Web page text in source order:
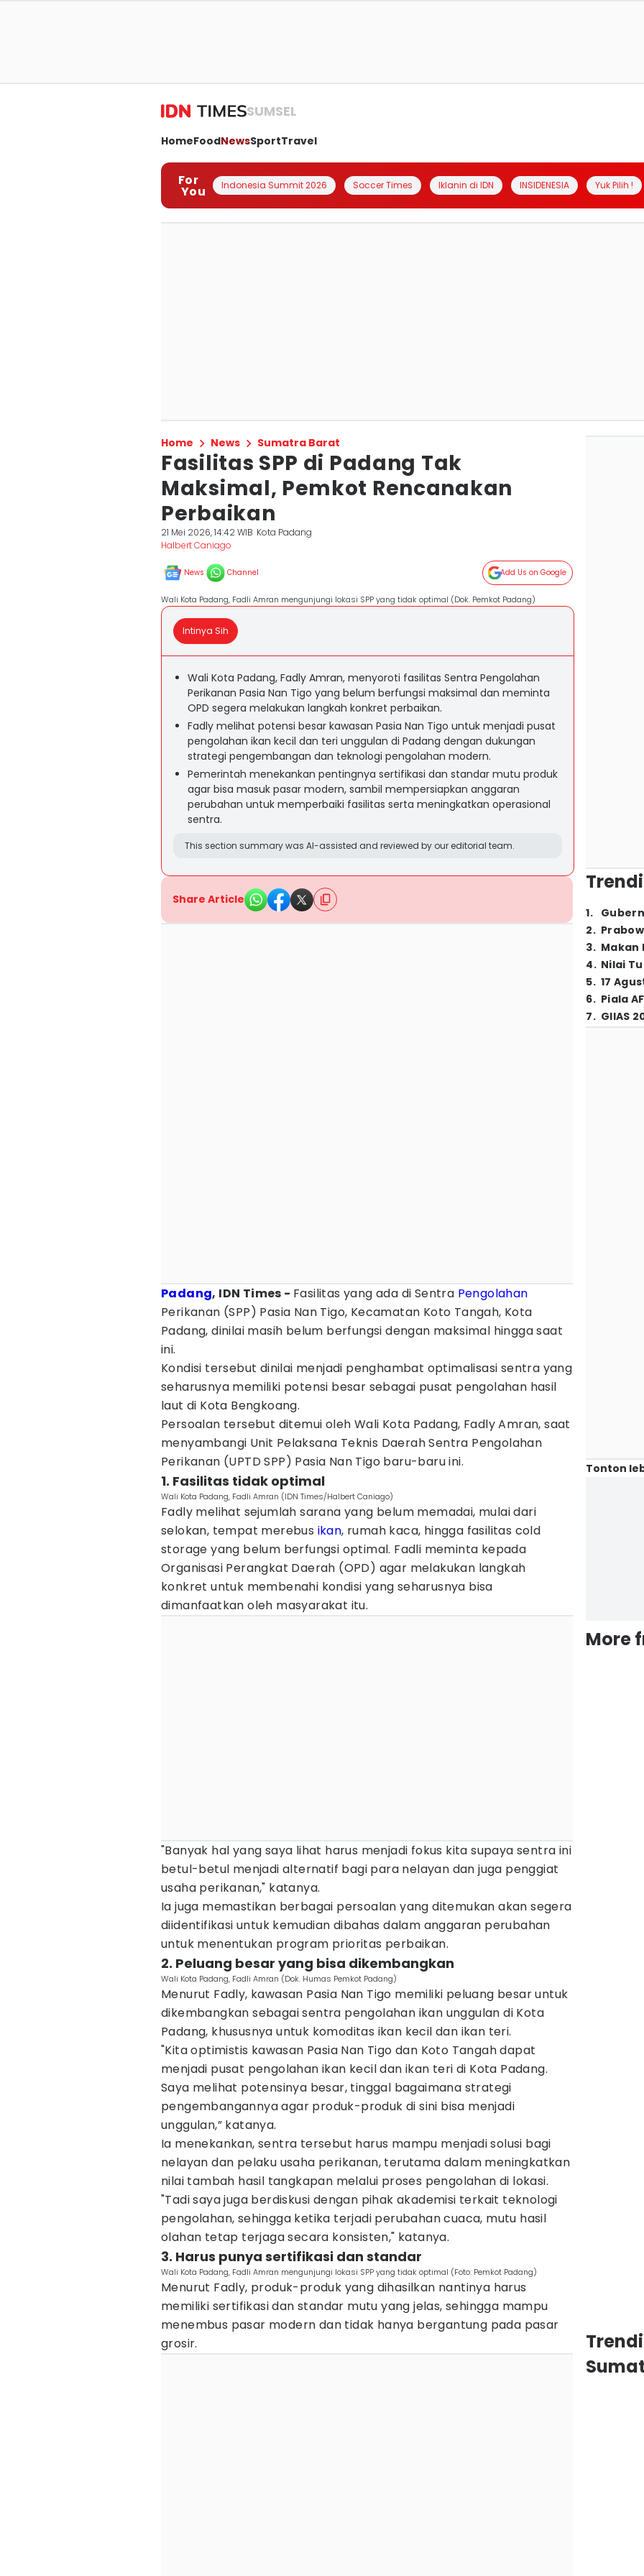
SUMSEL
HomeFoodNewsSportTravel
For
You Indonesia Summit 2026 Soccer Times Iklanin di IDN INSIDENESIA Yuk Pilih !
Home News Sumatra Barat
Fasilitas SPP di Padang Tak
Maksimal, Pemkot Rencanakan
Perbaikan
21 Mei 2026, 14:42 WIB Kota Padang
Halbert Caniago
News Channel Add Us on Google
Wali Kota Padang, Fadli Amran mengunjungi lokasi SPP yang tidak optimal (Dok. Pemkot Padang)
Intinya Sih
Wali Kota Padang, Fadly Amran, menyoroti fasilitas Sentra Pengolahan
Perikanan Pasia Nan Tigo yang belum berfungsi maksimal dan meminta
OPD segera melakukan langkah konkret perbaikan.
Fadly melihat potensi besar kawasan Pasia Nan Tigo untuk menjadi pusat
pengolahan ikan kecil dan teri unggulan di Padang dengan dukungan
strategi pengembangan dan teknologi pengolahan modern.
Pemerintah menekankan pentingnya sertifikasi dan standar mutu produk
agar bisa masuk pasar modern, sambil mempersiapkan anggaran
perubahan untuk memperbaiki fasilitas serta meningkatkan operasional
sentra.
This section summary was AI-assisted and reviewed by our editorial team.
Share Article
Padang, IDN Times - Fasilitas yang ada di Sentra Pengolahan
Perikanan (SPP) Pasia Nan Tigo, Kecamatan Koto Tangah, Kota
Padang, dinilai masih belum berfungsi dengan maksimal hingga saat
ini.
Kondisi tersebut dinilai menjadi penghambat optimalisasi sentra yang
seharusnya memiliki potensi besar sebagai pusat pengolahan hasil
laut di Kota Bengkoang.
Persoalan tersebut ditemui oleh Wali Kota Padang, Fadly Amran, saat
menyambangi Unit Pelaksana Teknis Daerah Sentra Pengolahan
Perikanan (UPTD SPP) Pasia Nan Tigo baru-baru ini.
1. Fasilitas tidak optimal
Wali Kota Padang, Fadli Amran (IDN Times/Halbert Caniago)
Fadly melihat sejumlah sarana yang belum memadai, mulai dari
selokan, tempat merebus ikan, rumah kaca, hingga fasilitas cold
storage yang belum berfungsi optimal. Fadli meminta kepada
Organisasi Perangkat Daerah (OPD) agar melakukan langkah
konkret untuk membenahi kondisi yang seharusnya bisa
dimanfaatkan oleh masyarakat itu.
"Banyak hal yang saya lihat harus menjadi fokus kita supaya sentra ini
betul-betul menjadi alternatif bagi para nelayan dan juga penggiat
usaha perikanan," katanya.
Ia juga memastikan berbagai persoalan yang ditemukan akan segera
diidentifikasi untuk kemudian dibahas dalam anggaran perubahan
untuk menentukan program prioritas perbaikan.
2. Peluang besar yang bisa dikembangkan
Wali Kota Padang, Fadli Amran (Dok. Humas Pemkot Padang)
Menurut Fadly, kawasan Pasia Nan Tigo memiliki peluang besar untuk
dikembangkan sebagai sentra pengolahan ikan unggulan di Kota
Padang, khususnya untuk komoditas ikan kecil dan ikan teri.
"Kita optimistis kawasan Pasia Nan Tigo dan Koto Tangah dapat
menjadi pusat pengolahan ikan kecil dan ikan teri di Kota Padang.
Saya melihat potensinya besar, tinggal bagaimana strategi
pengembangannya agar produk-produk di sini bisa menjadi
unggulan,” katanya.
Ia menekankan, sentra tersebut harus mampu menjadi solusi bagi
nelayan dan pelaku usaha perikanan, terutama dalam meningkatkan
nilai tambah hasil tangkapan melalui proses pengolahan di lokasi.
"Tadi saya juga berdiskusi dengan pihak akademisi terkait teknologi
pengolahan, sehingga ketika terjadi perubahan cuaca, mutu hasil
olahan tetap terjaga secara konsisten," katanya.
3. Harus punya sertifikasi dan standar
Wali Kota Padang, Fadli Amran mengunjungi lokasi SPP yang tidak optimal (Foto: Pemkot Padang)
Menurut Fadly, produk-produk yang dihasilkan nantinya harus
memiliki sertifikasi dan standar mutu yang jelas, sehingga mampu
menembus pasar modern dan tidak hanya bergantung pada pasar
grosir.
1.
2.
3. Makan
4. Nilai
5. 17
6. Piala
7. GIIAS
Tonton
More